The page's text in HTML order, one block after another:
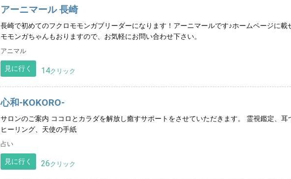
アーニマール 長崎
長崎で初めてのフクロモモンガブリーダーになります！アーニマールです♪ホームページに載
モモンガちゃんもおりますので、お気軽にお問い合わせ下さい。
アニマル
見に行く 14クリック
心和-KOKORO-
サロンのご案内 ココロとカラダを解放し癒すサポートをさせていただきます。 霊視鑑定、耳
ヒーリング、天使の手紙
占い
見に行く 26クリック